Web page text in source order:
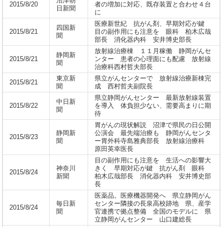
2015/8/20
日新聞
者の増加に対応、既存装置と合わせ４台
に
2015/8/21
四国新
聞
医療新世紀 抗がん剤、早期対応が鍵
目の副作用にも注意を 眼科 柏木広哉
部長 消化器内科 安井博史部長
2015/8/21
静岡新
聞
放射線治療棟 １１月稼働 静岡がんセ
ンター 患者の心理面にも配慮 放射線
治療科西村哲夫部長
2015/8/21
東京新
聞
県立がんセンターで 放射線治療新棟完
成 西村哲夫副院長
2015/8/22
中日新
聞
県立静岡がんセンター 最新放射線装置
を導入 体負担少ない、需要高まりに期
待
2015/8/23
静岡新
聞
胃がんの現状解説 沼津で県民の日公開
公演会 最先端治療も 静岡がんセンタ
ー胃外科寺島雅典部長 放射線治療科
原田英幸医長
2015/8/24
神奈川
新聞
目の副作用にも注意を 生活への影響大
きく 早期対応が鍵 抗がん剤 眼科
柏木広哉部長 消化器内科 安井博史部
長
2015/8/24
毎日新
聞
医薬品。医療機器開発へ 県立静岡がん
センター隣接の長泉高校跡地 県、産学
官連携で拠点整備 全国のモデルに 県
立静岡がんセンター 山口建総長